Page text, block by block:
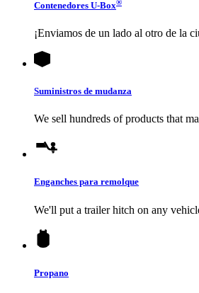
Contenedores U-Box
¡Enviamos de un lado al otro de la
Suministros de mudanza
We sell hundreds of products that
Enganches para remolque
We'll put a trailer hitch on any
Propano